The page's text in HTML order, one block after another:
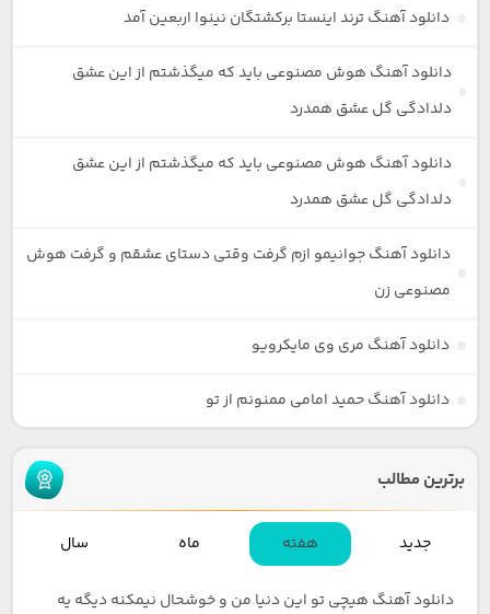
دانلود آهنگ ترند اینستا برکشتگان نینوا اربعین آمد
دانلود آهنگ هوش مصنوعی باید که میگذشتم از این عشق
دلدادگی گل عشق همدرد
دانلود آهنگ هوش مصنوعی باید که میگذشتم از این عشق
دلدادگی گل عشق همدرد
دانلود آهنگ جوانیمو ازم گرفت وقتی دستای عشقم و گرفت هوش
مصنوعی زن
دانلود آهنگ مری وی مایکرویو
دانلود آهنگ حمید امامی ممنونم از تو
برترین مطالب
جدید هفته ماه سال
دانلود آهنگ هیچی تو این دنیا من و خوشحال نیمکنه دیگه یه